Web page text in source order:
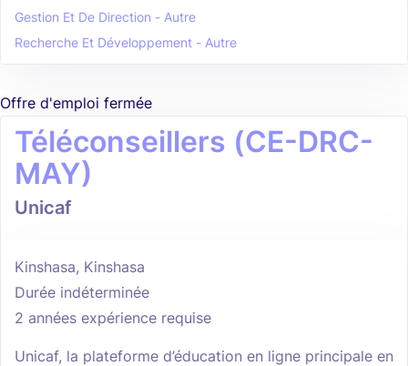
Gestion Et De Direction - Autre
Recherche Et Développement - Autre
Offre d'emploi fermée
Téléconseillers (CE-DRC-
MAY)
Unicaf
Kinshasa, Kinshasa
Durée indéterminée
2 années expérience requise
Unicaf, la plateforme d’éducation en ligne principale en